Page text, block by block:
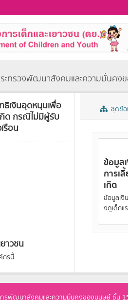
ะทรวงพัฒนาสังคมและความมั่นคง
ธิเงินอุดหนุนเพื่อ
กิด กรณีไม่มีผู้รับ
รือน
าวชน
กรนี้
ชุดข้
ข้อมูล
การเ
เกิด
ข้อมูลเงิ
งดูเด็กแ
ารพัฒนาสังคมและความมั่นคงของมนุษย์ ชั้น